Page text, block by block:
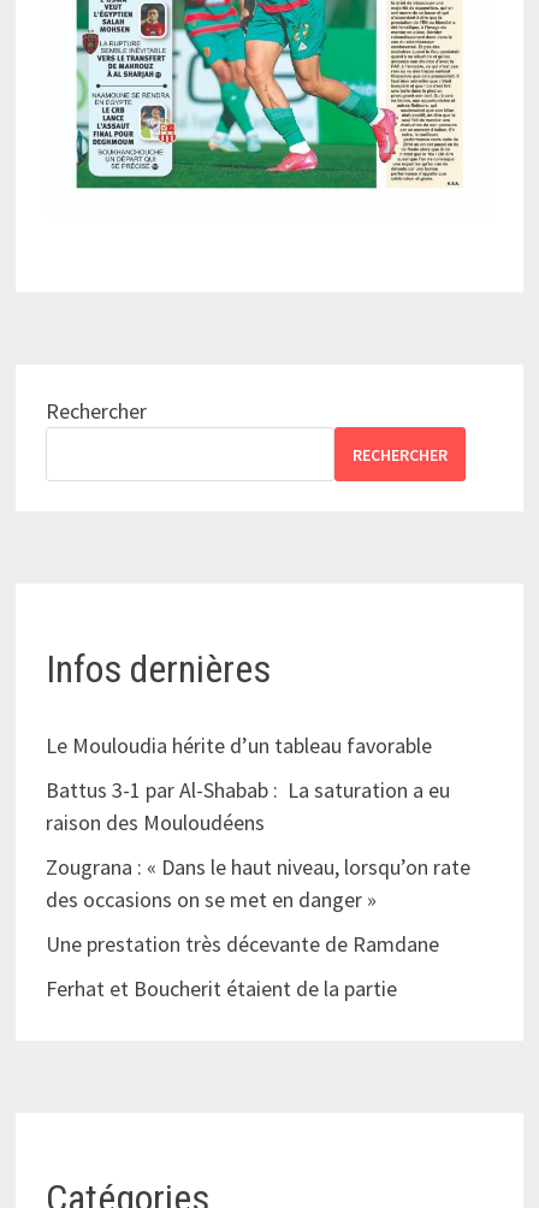
Rechercher
RECHERCHER
Infos dernières
Le Mouloudia hérite d’un tableau favorable
Battus 3-1 par Al-Shabab : La saturation a eu
raison des Mouloudéens
Zougrana : « Dans le haut niveau, lorsqu’on rate
des occasions on se met en danger »
Une prestation très décevante de Ramdane
Ferhat et Boucherit étaient de la partie
Catégories